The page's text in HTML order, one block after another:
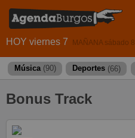
HOY viernes 7 MAÑANA sábado 8
Música (90) Deportes (66)
Bonus Track